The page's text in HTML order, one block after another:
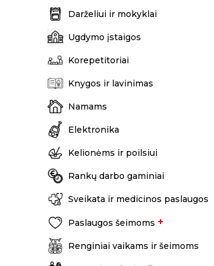
Darželiui ir mokyklai
Ugdymo įstaigos
Korepetitoriai
Knygos ir lavinimas
Namams
Elektronika
Kelionėms ir poilsiui
Rankų darbo gaminiai
Sveikata ir medicinos paslaugos
Paslaugos šeimoms +
Renginiai vaikams ir šeimoms